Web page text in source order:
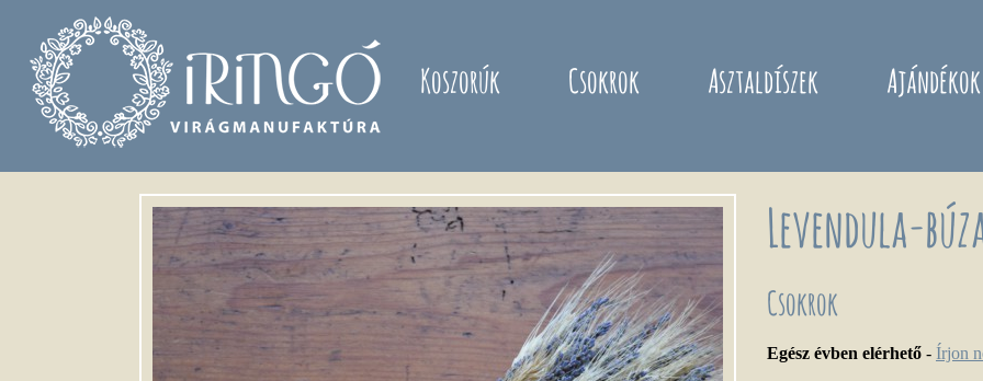
Koszorúk Csokrok Asztaldíszek Ajándékok
Levendula-
Csokrok
Egész évben elérhető - Írjon